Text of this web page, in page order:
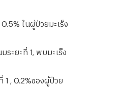
ในผู้ป่วยมะเร็ง
ะยะที่ 1, พบมะเร็ง
, 0.2%ของผู้ป่วย